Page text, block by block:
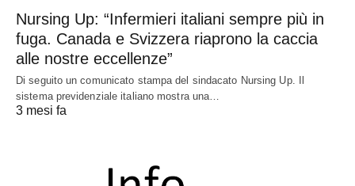
Nursing Up: “Infermieri italiani sempre più in
fuga. Canada e Svizzera riaprono la caccia
alle nostre eccellenze”
Di seguito un comunicato stampa del sindacato Nursing Up. Il
sistema previdenziale italiano mostra una…
3 mesi fa